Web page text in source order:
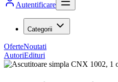
Autentificare
Categorii
OferteNoutati
AutoriEdituri